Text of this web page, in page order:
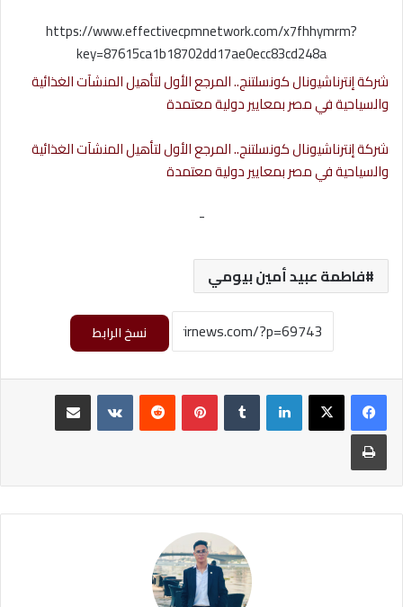
https://www.effectivecpmnetwork.com/x7fhhymrm?
key=87615ca1b18702dd17ae0ecc83cd248a
شركة إنترناشيونال كونسلتنج.. المرجع الأول لتأهيل المنشآت الغذائية
والسياحية في مصر بمعايير دولية معتمدة
شركة إنترناشيونال كونسلتنج.. المرجع الأول لتأهيل المنشآت الغذائية
والسياحية في مصر بمعايير دولية معتمدة
-
فاطمة عبيد أمين بيومي
نسخ الرابط
لينكدإن بينتيريست
طباعة